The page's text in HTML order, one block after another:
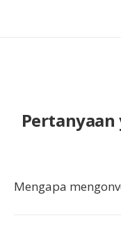
Pertanyaan
Mengapa